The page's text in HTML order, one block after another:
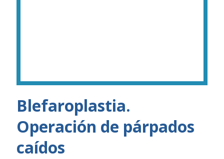
Blefaroplastia.
Operación de párpados
caídos